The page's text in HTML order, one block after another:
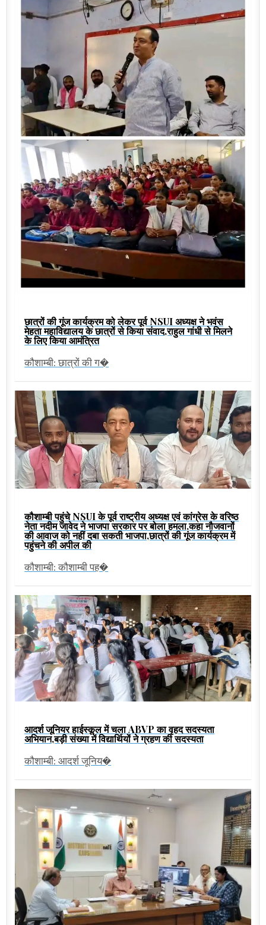
छात्रों की गूंज कार्यक्रम को लेकर पूर्व NSUI अध्यक्ष ने भवंस
मेहता महाविद्यालय के छात्रों से किया संवाद,राहुल गांधी से मिलने
के लिए किया आमंत्रित
कौशाम्बी: छात्रों की ग�
कौशाम्बी पहुंचे NSUI के पूर्व राष्ट्रीय अध्यक्ष एवं कांग्रेस के वरिष्ठ
नेता नदीम जावेद ने भाजपा सरकार पर बोला हमला,कहा नौजवानों
की आवाज को नहीं दबा सकती भाजपा,छात्रों की गूंज कार्यक्रम में
पहुंचने की अपील की
कौशाम्बी: कौशाम्बी पह�
आदर्श जूनियर हाईस्कूल में चला ABVP का वृहद सदस्यता
अभियान,बड़ी संख्या में विद्यार्थियों ने ग्रहण की सदस्यता
कौशाम्बी: आदर्श जूनिय�